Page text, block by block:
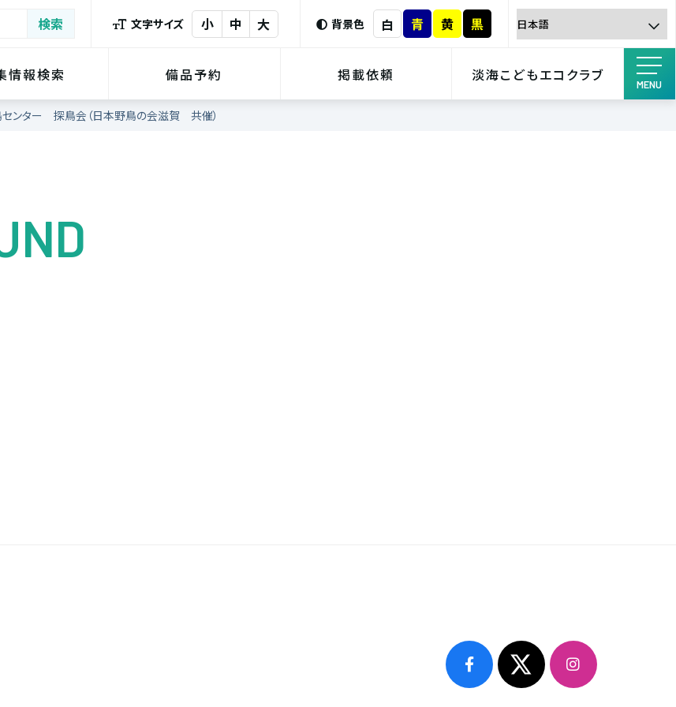
文字サイズ 小 中 大 背景色 白 青 黄 黒
情報検索 備品予約 掲載依頼 淡海こどもエコクラブ
MENU
ンター 探鳥会（日本野鳥の会滋賀 共催）